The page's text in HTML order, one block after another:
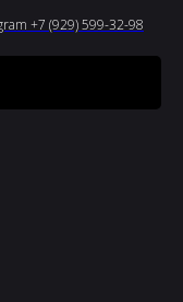
+7 (929) 599-32-98